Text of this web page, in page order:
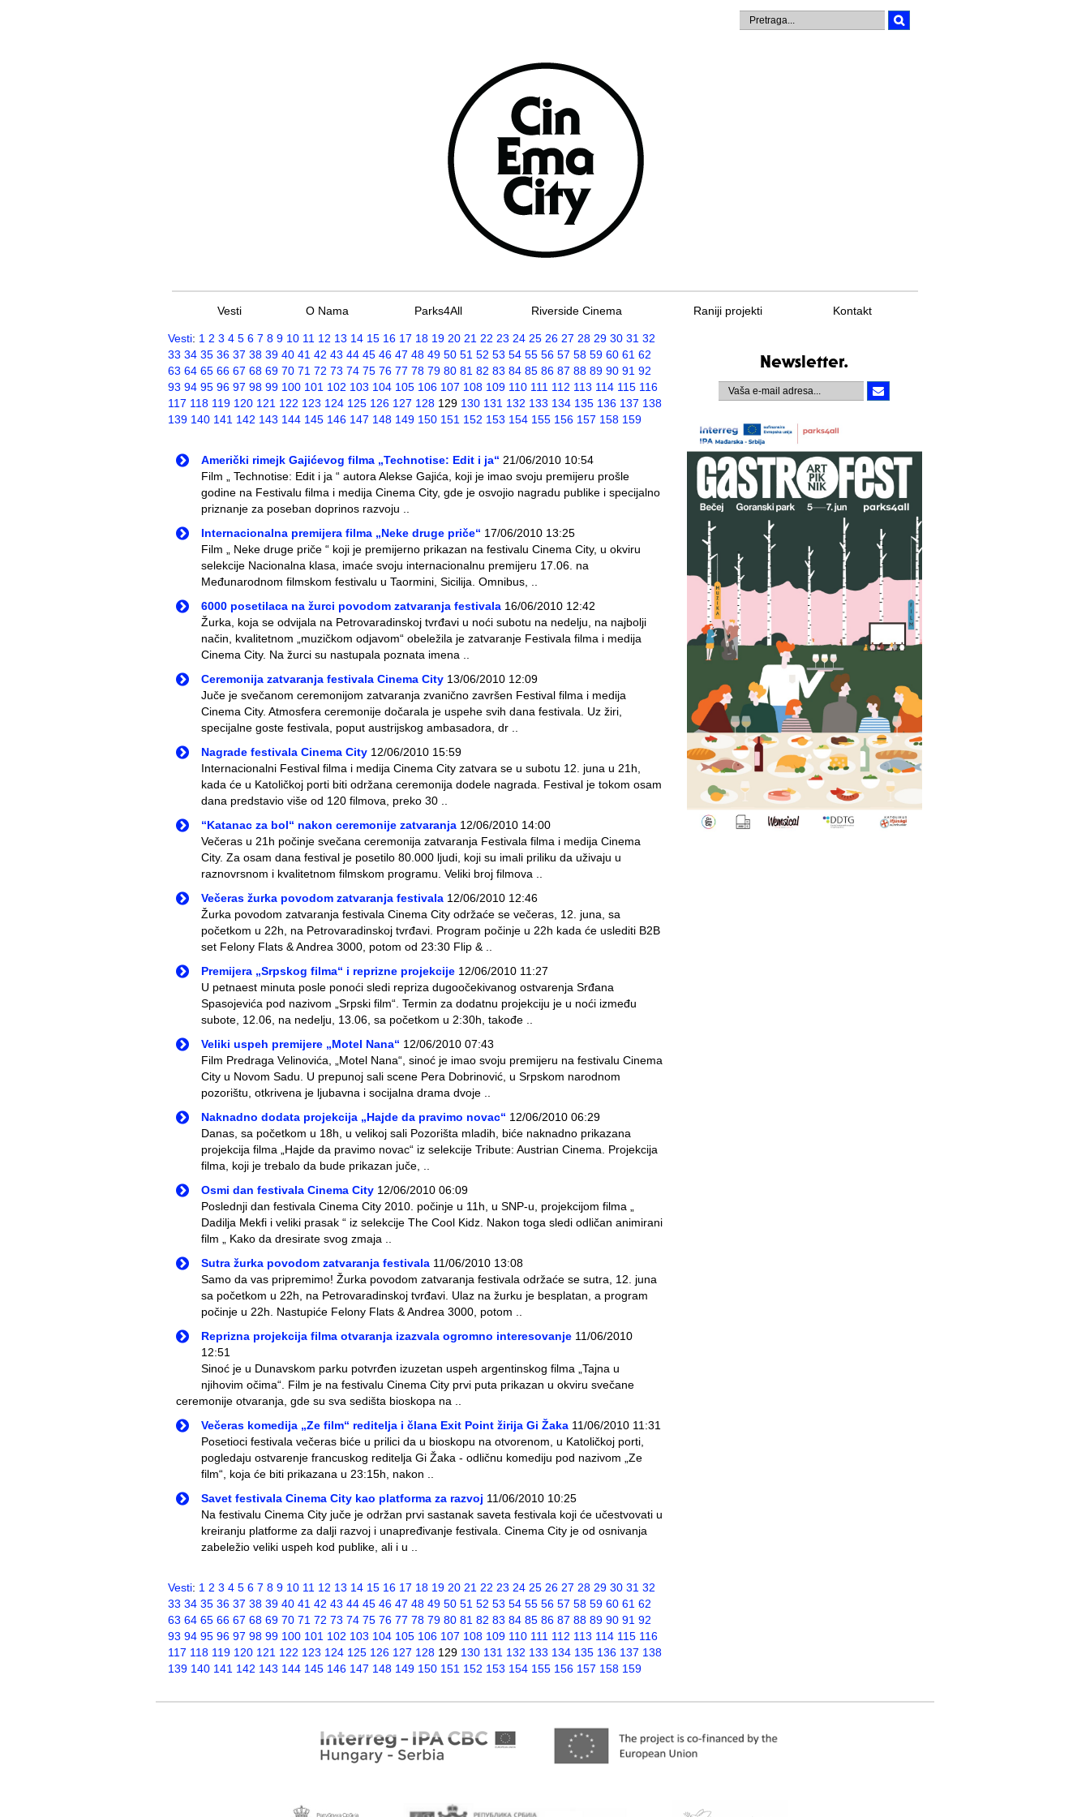
Vesti O Nama Parks4All Riverside Cinema Raniji projekti Kontakt
Vesti: 1 2 3 4 5 6 7 8 9 10 11 12 13 14 15 16 17 18 19 20 21 22 23 24 25 26 27 28 29 30 31 32
33 34 35 36 37 38 39 40 41 42 43 44 45 46 47 48 49 50 51 52 53 54 55 56 57 58 59 60 61 62
63 64 65 66 67 68 69 70 71 72 73 74 75 76 77 78 79 80 81 82 83 84 85 86 87 88 89 90 91 92
93 94 95 96 97 98 99 100 101 102 103 104 105 106 107 108 109 110 111 112 113 114 115 116
117 118 119 120 121 122 123 124 125 126 127 128 129 130 131 132 133 134 135 136 137 138
139 140 141 142 143 144 145 146 147 148 149 150 151 152 153 154 155 156 157 158 159
Američki rimejk Gajićevog filma „Technotise: Edit i ja“ 21/06/2010 10:54
Film „ Technotise: Edit i ja “ autora Alekse Gajića, koji je imao svoju premijeru prošle
godine na Festivalu filma i medija Cinema City, gde je osvojio nagradu publike i specijalno
priznanje za poseban doprinos razvoju ..
Internacionalna premijera filma „Neke druge priče“ 17/06/2010 13:25
Film „ Neke druge priče “ koji je premijerno prikazan na festivalu Cinema City, u okviru
selekcije Nacionalna klasa, imaće svoju internacionalnu premijeru 17.06. na
Međunarodnom filmskom festivalu u Taormini, Sicilija. Omnibus, ..
6000 posetilaca na žurci povodom zatvaranja festivala 16/06/2010 12:42
Žurka, koja se odvijala na Petrovaradinskoj tvrđavi u noći subotu na nedelju, na najbolji
način, kvalitetnom „muzičkom odjavom“ obeležila je zatvaranje Festivala filma i medija
Cinema City. Na žurci su nastupala poznata imena ..
Ceremonija zatvaranja festivala Cinema City 13/06/2010 12:09
Juče je svečanom ceremonijom zatvaranja zvanično završen Festival filma i medija
Cinema City. Atmosfera ceremonije dočarala je uspehe svih dana festivala. Uz žiri,
specijalne goste festivala, poput austrijskog ambasadora, dr ..
Nagrade festivala Cinema City 12/06/2010 15:59
Internacionalni Festival filma i medija Cinema City zatvara se u subotu 12. juna u 21h,
kada će u Katoličkoj porti biti održana ceremonija dodele nagrada. Festival je tokom osam
dana predstavio više od 120 filmova, preko 30 ..
“Katanac za bol“ nakon ceremonije zatvaranja 12/06/2010 14:00
Večeras u 21h počinje svečana ceremonija zatvaranja Festivala filma i medija Cinema
City. Za osam dana festival je posetilo 80.000 ljudi, koji su imali priliku da uživaju u
raznovrsnom i kvalitetnom filmskom programu. Veliki broj filmova ..
Večeras žurka povodom zatvaranja festivala 12/06/2010 12:46
Žurka povodom zatvaranja festivala Cinema City održaće se večeras, 12. juna, sa
početkom u 22h, na Petrovaradinskoj tvrđavi. Program počinje u 22h kada će uslediti B2B
set Felony Flats & Andrea 3000, potom od 23:30 Flip & ..
Premijera „Srpskog filma“ i reprizne projekcije 12/06/2010 11:27
U petnaest minuta posle ponoći sledi repriza dugoočekivanog ostvarenja Srđana
Spasojevića pod nazivom „Srpski film“. Termin za dodatnu projekciju je u noći između
subote, 12.06, na nedelju, 13.06, sa početkom u 2:30h, takođe ..
Veliki uspeh premijere „Motel Nana“ 12/06/2010 07:43
Film Predraga Velinovića, „Motel Nana“, sinoć je imao svoju premijeru na festivalu Cinema
City u Novom Sadu. U prepunoj sali scene Pera Dobrinović, u Srpskom narodnom
pozorištu, otkrivena je ljubavna i socijalna drama dvoje ..
Naknadno dodata projekcija „Hajde da pravimo novac“ 12/06/2010 06:29
Danas, sa početkom u 18h, u velikoj sali Pozorišta mladih, biće naknadno prikazana
projekcija filma „Hajde da pravimo novac“ iz selekcije Tribute: Austrian Cinema. Projekcija
filma, koji je trebalo da bude prikazan juče, ..
Osmi dan festivala Cinema City 12/06/2010 06:09
Poslednji dan festivala Cinema City 2010. počinje u 11h, u SNP-u, projekcijom filma „
Dadilja Mekfi i veliki prasak “ iz selekcije The Cool Kidz. Nakon toga sledi odličan animirani
film „ Kako da dresirate svog zmaja ..
Sutra žurka povodom zatvaranja festivala 11/06/2010 13:08
Samo da vas pripremimo! Žurka povodom zatvaranja festivala održaće se sutra, 12. juna
sa početkom u 22h, na Petrovaradinskoj tvrđavi. Ulaz na žurku je besplatan, a program
počinje u 22h. Nastupiće Felony Flats & Andrea 3000, potom ..
Reprizna projekcija filma otvaranja izazvala ogromno interesovanje 11/06/2010
12:51
Sinoć je u Dunavskom parku potvrđen izuzetan uspeh argentinskog filma „Tajna u
njihovim očima“. Film je na festivalu Cinema City prvi puta prikazan u okviru svečane
ceremonije otvaranja, gde su sva sedišta bioskopa na ..
Večeras komedija „Ze film“ reditelja i člana Exit Point žirija Gi Žaka 11/06/2010 11:31
Posetioci festivala večeras biće u prilici da u bioskopu na otvorenom, u Katoličkoj porti,
pogledaju ostvarenje francuskog reditelja Gi Žaka - odličnu komediju pod nazivom „Ze
film“, koja će biti prikazana u 23:15h, nakon ..
Savet festivala Cinema City kao platforma za razvoj 11/06/2010 10:25
Na festivalu Cinema City juče je održan prvi sastanak saveta festivala koji će učestvovati u
kreiranju platforme za dalji razvoj i unapređivanje festivala. Cinema City je od osnivanja
zabeležio veliki uspeh kod publike, ali i u ..
Vesti: 1 2 3 4 5 6 7 8 9 10 11 12 13 14 15 16 17 18 19 20 21 22 23 24 25 26 27 28 29 30 31 32
33 34 35 36 37 38 39 40 41 42 43 44 45 46 47 48 49 50 51 52 53 54 55 56 57 58 59 60 61 62
63 64 65 66 67 68 69 70 71 72 73 74 75 76 77 78 79 80 81 82 83 84 85 86 87 88 89 90 91 92
93 94 95 96 97 98 99 100 101 102 103 104 105 106 107 108 109 110 111 112 113 114 115 116
117 118 119 120 121 122 123 124 125 126 127 128 129 130 131 132 133 134 135 136 137 138
139 140 141 142 143 144 145 146 147 148 149 150 151 152 153 154 155 156 157 158 159
Newsletter.